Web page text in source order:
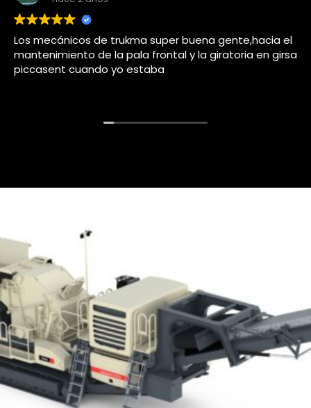
gente,hacia el
en girsa
Este usuario solo dejó una